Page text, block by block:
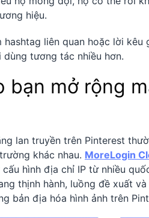
hiệu.
liên quan hoặc lời
tương tác nhiều hơn.
bạn mở rộng
lan truyền trên Pinterest
khác nhau. MoreLogin
hình địa chỉ IP từ nhiều
thịnh hành, luồng đề xuất
bản địa hóa hình ảnh trên